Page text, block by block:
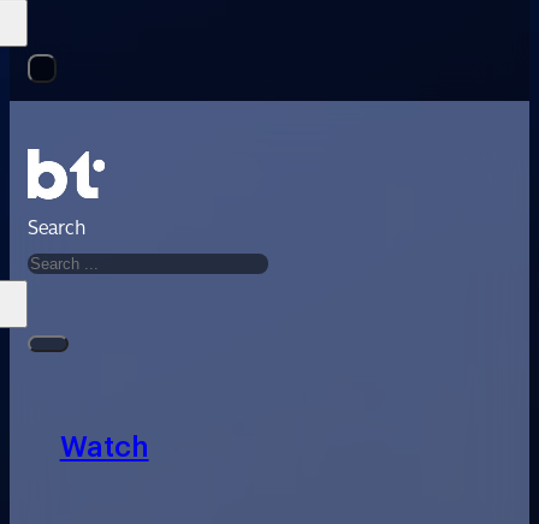
Search
Watch